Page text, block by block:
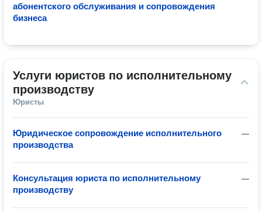
абонентского обслуживания и сопровождения
бизнеса
Услуги юристов по исполнительному
производству
Юристы
—
Юридическое сопровождение исполнительного
производства
—
Консультация юриста по исполнительному
производству